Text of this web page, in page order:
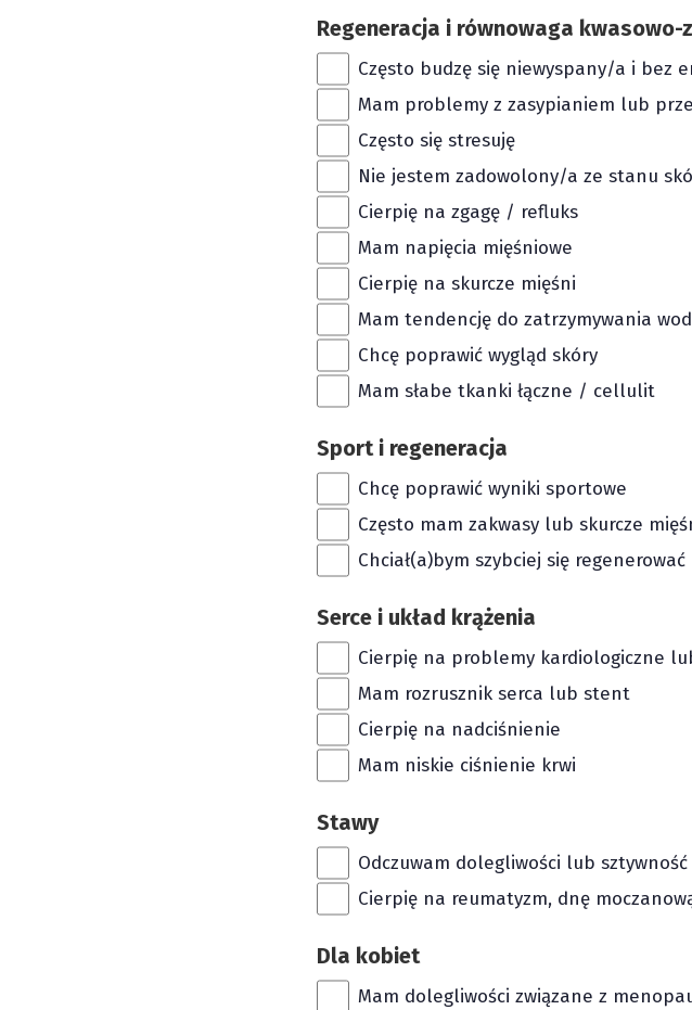
Regeneracja i równowaga kwasowo-
Często budzę się niewyspany/a i bez
Mam problemy z zasypianiem lub
Często się stresuję
Nie jestem zadowolony/a ze stanu
Cierpię na zgagę / refluks
Mam napięcia mięśniowe
Cierpię na skurcze mięśni
Mam tendencję do zatrzymywania
Chcę poprawić wygląd skóry
Mam słabe tkanki łączne / cellulit
Sport i regeneracja
Chcę poprawić wyniki sportowe
Często mam zakwasy lub skurcze
Chciał(a)bym szybciej się regenerować
Serce i układ krążenia
Cierpię na problemy kardiologiczne
Mam rozrusznik serca lub stent
Cierpię na nadciśnienie
Mam niskie ciśnienie krwi
Stawy
Odczuwam dolegliwości lub
Cierpię na reumatyzm, dnę
Dla kobiet
Mam dolegliwości związane z